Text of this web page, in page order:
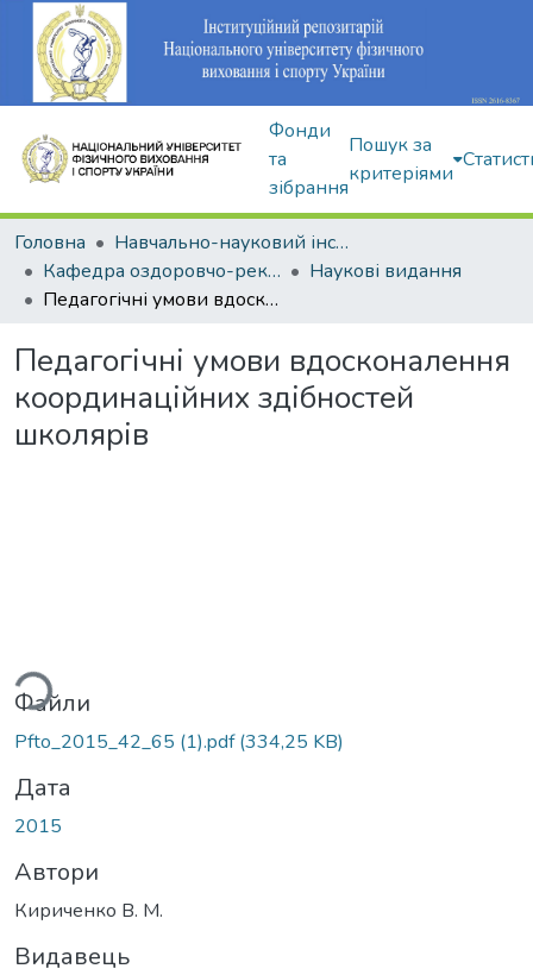
Фонди
та
зібрання
Пошук за
критеріями
Головна
Навчально-науковий інститут здоров'я, реабілітації та фізичного виховання
Кафедра оздоровчо-рекреаційної рухової активності
Наукові видання
Педагогічні умови вдосконалення координаційних здібностей школярів
Педагогічні умови вдосконалення
координаційних здібностей
школярів
Файли
Pfto_2015_42_65 (1).pdf(334,25 KB)
Дата
2015
Автори
Кириченко В. М.
Видавець